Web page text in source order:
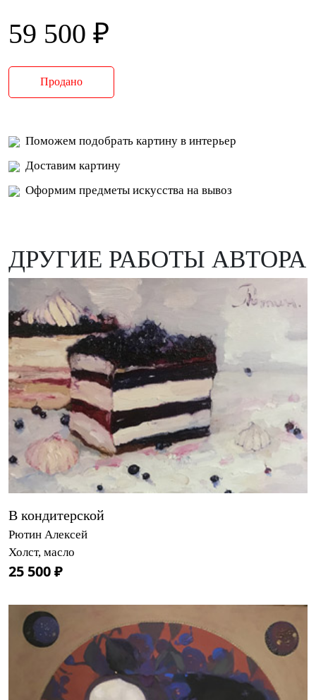
59 500 ₽
Продано
Поможем подобрать картину в интерьер
Доставим картину
Оформим предметы искусства на вывоз
ДРУГИЕ РАБОТЫ АВТОРА
В кондитерской
Рютин Алексей
Холст, масло
25 500 ₽